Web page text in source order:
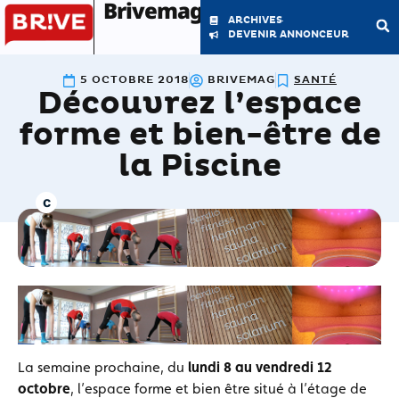
Brivemag'
ARCHIVES
DEVENIR ANNONCEUR
5 OCTOBRE 2018 BRIVEMAG SANTÉ
Découvrez l’espace
forme et bien-être de
la Piscine
La semaine prochaine, du lundi 8 au vendredi 12
octobre, l’espace forme et bien être situé à l’étage de